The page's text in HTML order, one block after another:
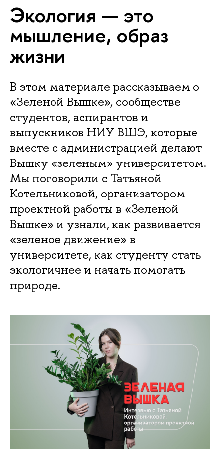
Экология — это
мышление, образ
жизни
В этом материале рассказываем о
«Зеленой Вышке», сообществе
студентов, аспирантов и
выпускников НИУ ВШЭ, которые
вместе с администрацией делают
Вышку «зеленым» университетом.
Мы поговорили с Татьяной
Котельниковой, организатором
проектной работы в «Зеленой
Вышке» и узнали, как развивается
«зеленое движение» в
университете, как студенту стать
экологичнее и начать помогать
природе.